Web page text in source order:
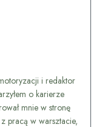
i redaktor
o karierze
mnie w stronę
pracą w warsztacie,